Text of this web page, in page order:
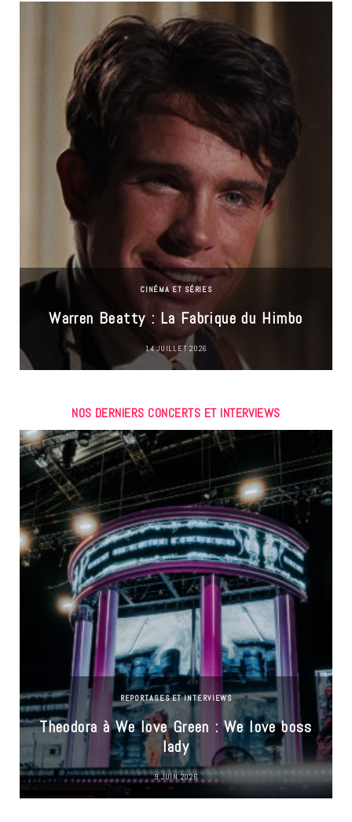
CINÉMA ET SÉRIES
Warren Beatty : La Fabrique du Himbo
14 JUILLET 2026
NOS DERNIERS CONCERTS ET INTERVIEWS
REPORTAGES ET INTERVIEWS
Theodora à We love Green : We love boss
lady
9 JUIN 2026